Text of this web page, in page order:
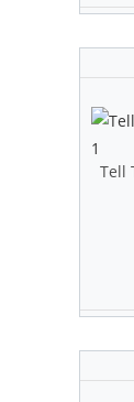
Tell